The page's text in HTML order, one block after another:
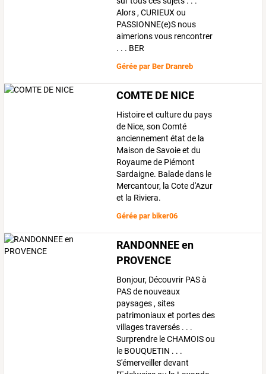
Alors , CURIEUX ou
PASSIONNE(e)S nous
aimerions vous rencontrer
. . . BER
Gérée parBer Dranreb
COMTE DE NICE
Histoire et culture du pays
de Nice, son Comté
anciennement état de la
Maison de Savoie et du
Royaume de Piémont
Sardaigne. Balade dans le
Mercantour, la Cote d'Azur
et la Riviera.
Gérée par biker06
RANDONNEE en
PROVENCE
Bonjour, Découvrir PAS à
PAS de nouveaux
paysages , sites
patrimoniaux et portes des
villages traversés . . .
Surprendre le CHAMOIS ou
le BOUQUETIN . . .
S'émerveiller devant